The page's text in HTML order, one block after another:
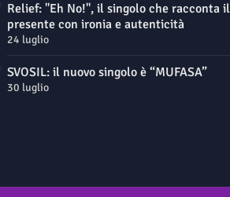
Relief: "Eh No!", il singolo che racconta il
presente con ironia e autenticità
24 luglio
SVOSIL: il nuovo singolo è “MUFASA”
30 luglio